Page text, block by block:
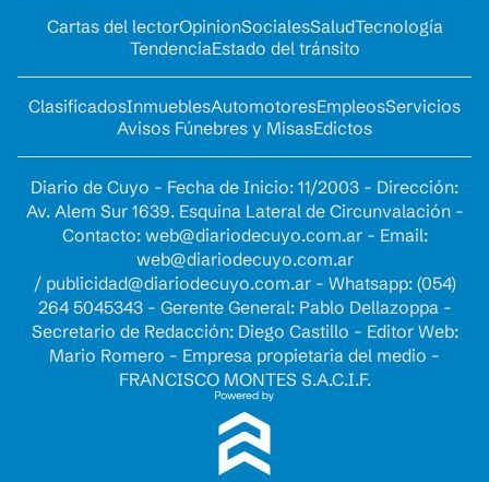
Cartas del lectorOpinionSocialesSaludTecnología
TendenciaEstado del tránsito
ClasificadosInmueblesAutomotoresEmpleosServicios
Avisos Fúnebres y MisasEdictos
Diario de Cuyo - Fecha de Inicio: 11/2003 - Dirección:
Av. Alem Sur 1639. Esquina Lateral de Circunvalación -
Contacto: web@diariodecuyo.com.ar- Email:
web@diariodecuyo.com.ar
/ publicidad@diariodecuyo.com.ar- Whatsapp: (054)
264 5045343 - Gerente General: Pablo Dellazoppa -
Secretario de Redacción: Diego Castillo - Editor Web:
Mario Romero - Empresa propietaria del medio -
FRANCISCO MONTES S.A.C.I.F.